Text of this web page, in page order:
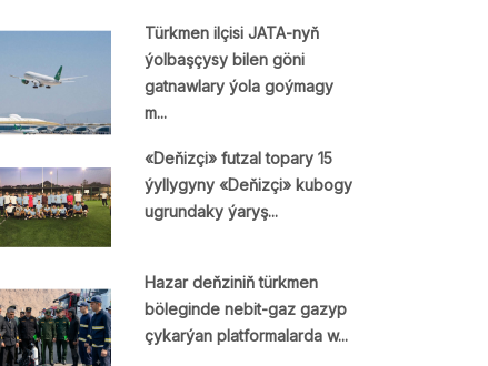
Türkmen ilçisi JATA-nyň
ýolbaşçysy bilen göni
gatnawlary ýola goýmagy
m...
«Deňizçi» futzal topary 15
ýyllygyny «Deňizçi» kubogy
ugrundaky ýaryş...
Hazar deňziniň türkmen
böleginde nebit-gaz gazyp
çykarýan platformalarda w...